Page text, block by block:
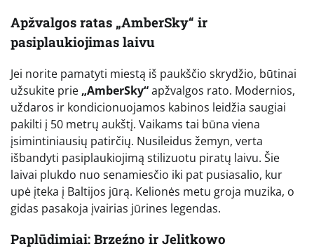
Apžvalgos ratas „AmberSky“ ir
pasiplaukiojimas laivu
Jei norite pamatyti miestą iš paukščio skrydžio, būtinai
užsukite prie „AmberSky“apžvalgos rato. Modernios,
uždaros ir kondicionuojamos kabinos leidžia saugiai
pakilti į 50 metrų aukštį. Vaikams tai būna viena
įsimintiniausių patirčių. Nusileidus žemyn, verta
išbandyti pasiplaukiojimą stilizuotu piratų laivu. Šie
laivai plukdo nuo senamiesčio iki pat pusiasalio, kur
upė įteka į Baltijos jūrą. Kelionės metu groja muzika, o
gidas pasakoja įvairias jūrines legendas.
Paplūdimiai: Brzeźno ir Jelitkowo